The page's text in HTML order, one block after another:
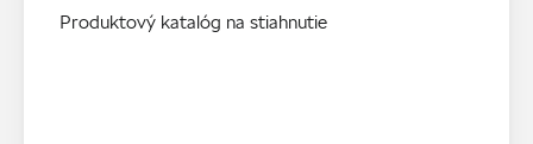
Produktový katalóg na stiahnutie